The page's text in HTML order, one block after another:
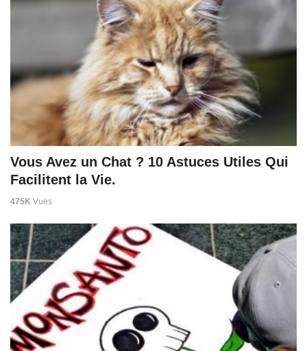
Vous Avez un Chat ? 10 Astuces Utiles Qui
Facilitent la Vie.
475K Vues